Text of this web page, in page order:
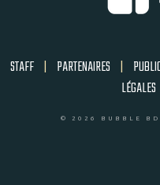
STAFF | PARTENAIRES |
LÉGALES
© 2026 BUBBLE BD